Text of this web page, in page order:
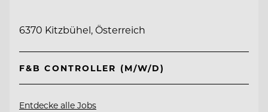
6370 Kitzbühel, Österreich
F&B CONTROLLER (M/W/D)
Entdecke alle Jobs